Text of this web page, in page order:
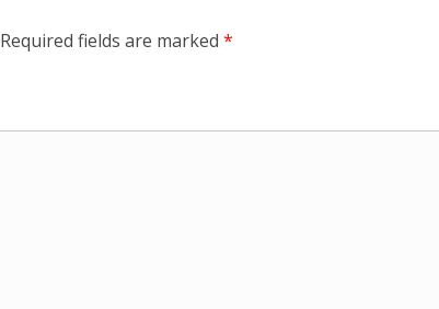
Required fields are marked *